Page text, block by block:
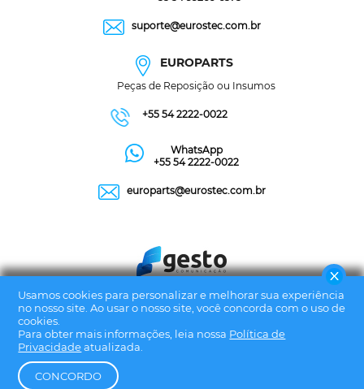
Usamos cookies para personalizar e melhorar sua experiência
no nosso site. Ao usar o nosso site, você concorda com o uso de
cookies.
Para obter mais informações, leia nossa Política de
Privacidadeatualizada.
CONCORDO
suporte@eurostec.com.br
EUROPARTS
Peças de Reposição ou Insumos
+55 54 2222-0022
WhatsApp
+55 54 2222-0022
europarts@eurostec.com.br